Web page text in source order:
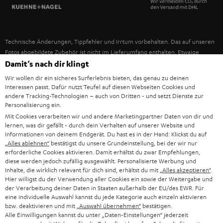
NEUHEITEN
UNSER MANAGEMENT
UNSERE WERTE
BILDUNGSRABATT
GESCHENKGUTSCHEIN
BARRIEREFREIHEIT
USA
WEITERE LÄNDER
Technische Änderungen, Tippfehler und Irrtum vorbehalten. Das auf unseren
Fotos abgebildete Zubehör ist nicht im Lieferumfang enthalten. Etwaige
Entsorgungsgebühren für Batterien sind im Preis inbegriffen.
©2026 Lautsprecher Teufel GmbH - All rights reserved.
Impressum AGB
Vertrag widerrufen
Damit‘s nach dir klingt
Wir wollen dir ein sicheres Surferlebnis bieten, das genau zu deinen
Interessen passt. Dafür nutzt Teufel auf diesen Webseiten Cookies und
andere Tracking-Technologien – auch von Dritten - und setzt Dienste zur
Personalisierung ein.
Mit Cookies verarbeiten wir und andere Marketingpartner Daten von dir und
lernen, was dir gefällt - durch dein Verhalten auf unserer Website und
Informationen von deinem Endgerät. Du hast es in der Hand: Klickst du auf
„Alles ablehnen“ bestätigst du unsere Grundeinstellung, bei der wir nur
erforderliche Cookies aktivieren. Damit erhältst du zwar Empfehlungen,
diese werden jedoch zufällig ausgewählt. Personalisierte Werbung und
Inhalte, die wirklich relevant für dich sind, erhältst du mit „Alles akzeptieren“.
Hier willigst du der Verwendung aller Cookies ein sowie der Weitergabe und
der Verarbeitung deiner Daten in Staaten außerhalb der EU/des EWR. Für
eine individuelle Auswahl kannst du jede Kategorie auch einzeln aktivieren
bzw. deaktivieren und mit „Auswahl übernehmen“ bestätigen.
Alle Einwilligungen kannst du unter „Daten-Einstellungen“ jederzeit